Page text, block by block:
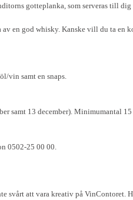
gotteplanka, som serveras till dig
en god whisky. Kanske vill du ta
vin samt en snaps.
samt 13 december). Minimumantal 15
0502-25 00 00.
svårt att vara kreativ på